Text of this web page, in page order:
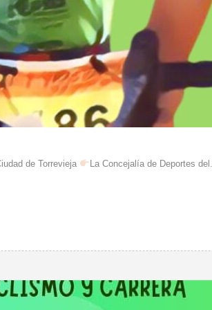
de Torrevieja La Concejalía de Deportes